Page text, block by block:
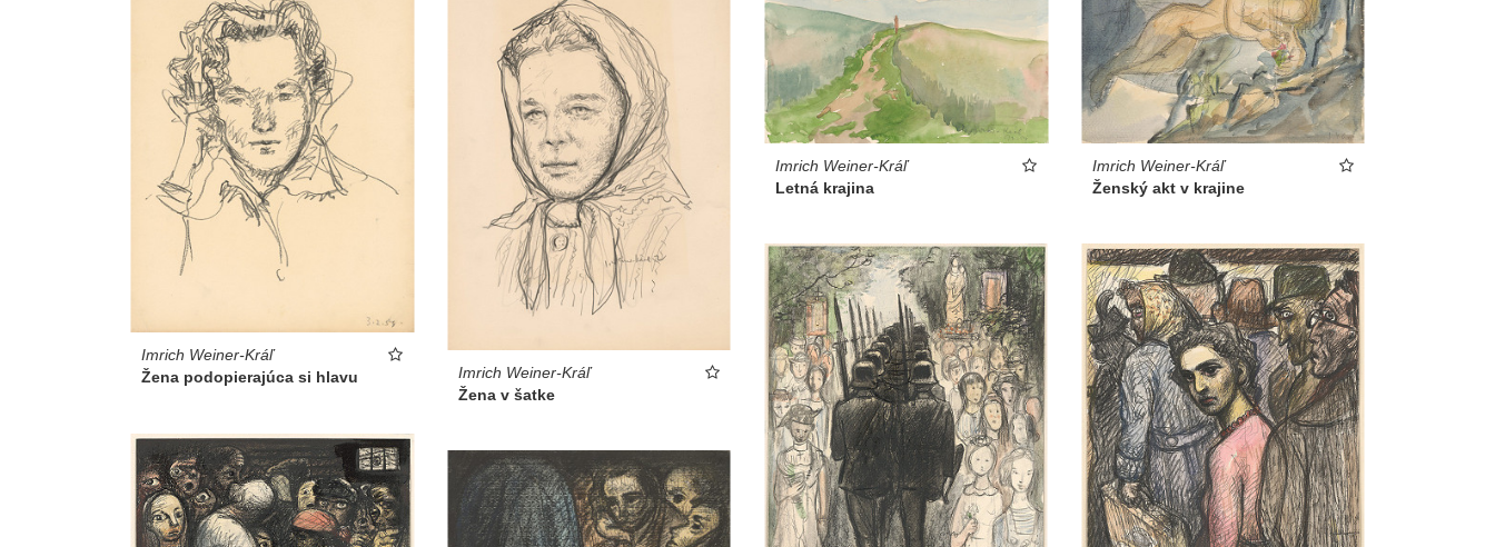
Imrich Weiner-Kráľ
Žena podopierajúca si hlavu
Imrich Weiner-Kráľ
Žena v šatke
Imrich Weiner-Kráľ
Letná krajina
Imrich Weiner-Kráľ
Ženský akt v krajine